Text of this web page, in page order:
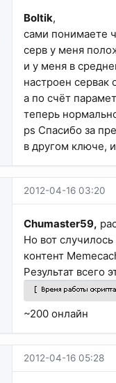
Boltik,
сами понимаете
серв у меня
и у меня в
настроен сервак
а по счёт
теперь
ps Спасибо за
в другом ключе,
2012-04-16 03:20
Chumaster59,
Но вот
контент
Результат всего
~200 онлайн
2012-04-16 05:28